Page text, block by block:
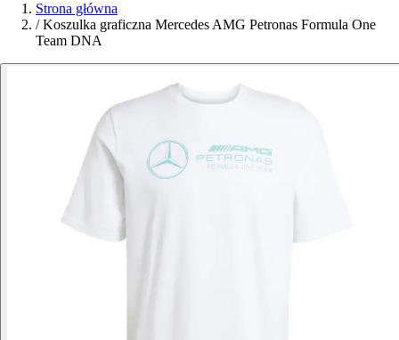
Strona główna
/ Koszulka graficzna Mercedes AMG Petronas Formula One
Team DNA